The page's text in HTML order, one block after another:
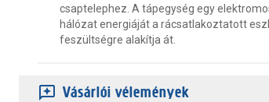
csaptelephez. A tápegység egy
hálózat energiáját a rácsatlakoztatott
feszültségre alakítja át.
Vásárlói vélemények